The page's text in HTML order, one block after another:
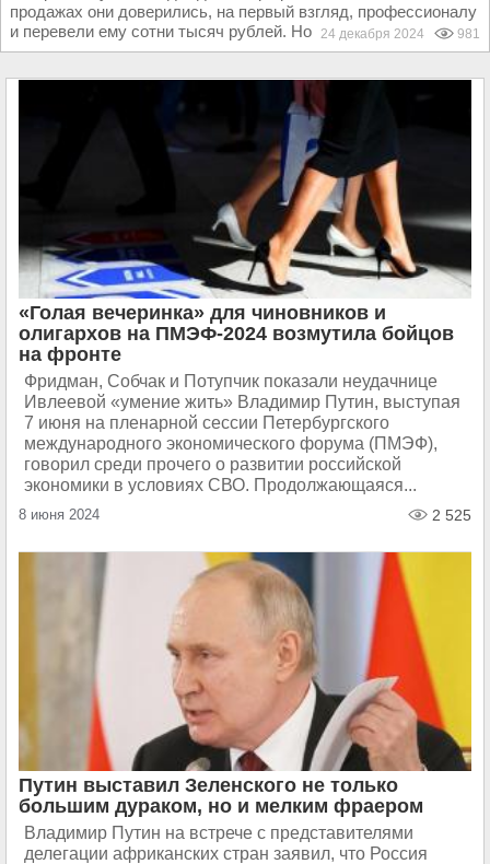
продажах они доверились, на первый взгляд, профессионалу
и перевели ему сотни тысяч рублей. Но чуда...24 декабря 2024 981
«Голая вечеринка» для чиновников и
олигархов на ПМЭФ-2024 возмутила бойцов
на фронте
Фридман, Собчак и Потупчик показали неудачнице
Ивлеевой «умение жить» Владимир Путин, выступая
7 июня на пленарной сессии Петербургского
международного экономического форума (ПМЭФ),
говорил среди прочего о развитии российской
экономики в условиях СВО. Продолжающаяся...
8 июня 2024 2 525
Путин выставил Зеленского не только
большим дураком, но и мелким фраером
Владимир Путин на встрече с представителями
делегации африканских стран заявил, что Россия